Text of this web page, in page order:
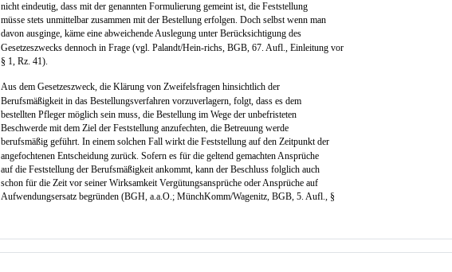
nicht eindeutig, dass mit der genannten Formulierung gemeint ist, die Feststellung
müsse stets unmittelbar zusammen mit der Bestellung erfolgen. Doch selbst wenn man
davon ausginge, käme eine abweichende Auslegung unter Berücksichtigung des
Gesetzeszwecks dennoch in Frage (vgl. Palandt/Hein-richs, BGB, 67. Aufl., Einleitung vor
§ 1, Rz. 41).
Aus dem Gesetzeszweck, die Klärung von Zweifelsfragen hinsichtlich der
Berufsmäßigkeit in das Bestellungsverfahren vorzuverlagern, folgt, dass es dem
bestellten Pfleger möglich sein muss, die Bestellung im Wege der unbefristeten
Beschwerde mit dem Ziel der Feststellung anzufechten, die Betreuung werde
berufsmäßig geführt. In einem solchen Fall wirkt die Feststellung auf den Zeitpunkt der
angefochtenen Entscheidung zurück. Sofern es für die geltend gemachten Ansprüche
auf die Feststellung der Berufsmäßigkeit ankommt, kann der Beschluss folglich auch
schon für die Zeit vor seiner Wirksamkeit Vergütungsansprüche oder Ansprüche auf
Aufwendungsersatz begründen (BGH, a.a.O.; MünchKomm/Wagenitz, BGB, 5. Aufl., §